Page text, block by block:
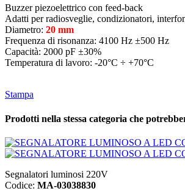
Buzzer piezoelettrico con feed-back
Adatti per radiosveglie, condizionatori,
Diametro: 20 mm
Frequenza di risonanza: 4100 Hz ±500 Hz
Capacità: 2000 pF ±30%
Temperatura di lavoro: -20°C ÷ +70°C
Stampa
Prodotti nella stessa categoria che
Segnalatori luminosi 220V
Codice: MA-03038830